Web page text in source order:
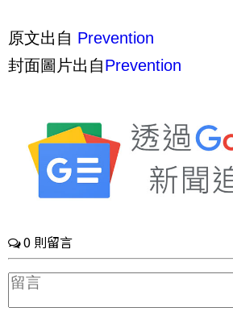
原文出自 Prevention
封面圖片出自Prevention